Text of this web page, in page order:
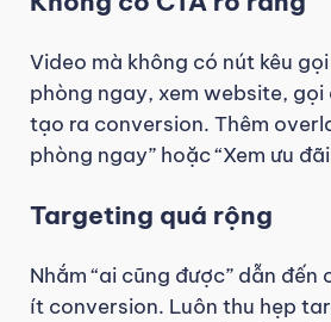
Video mà không có nút kêu
phòng ngay, xem website, gọi
tạo ra conversion. Thêm
phòng ngay” hoặc “Xem ưu
Targeting quá rộng
Nhắm “ai cũng được” dẫn đến
ít conversion. Luôn thu hẹp